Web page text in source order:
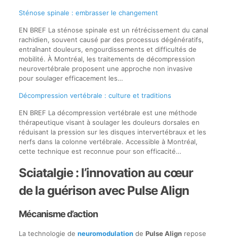
Sténose spinale : embrasser le changement
EN BREF La sténose spinale est un rétrécissement du canal
rachidien, souvent causé par des processus dégénératifs,
entraînant douleurs, engourdissements et difficultés de
mobilité. À Montréal, les traitements de décompression
neurovertébrale proposent une approche non invasive
pour soulager efficacement les…
Décompression vertébrale : culture et traditions
EN BREF La décompression vertébrale est une méthode
thérapeutique visant à soulager les douleurs dorsales en
réduisant la pression sur les disques intervertébraux et les
nerfs dans la colonne vertébrale. Accessible à Montréal,
cette technique est reconnue pour son efficacité…
Sciatalgie : l’innovation au cœur
de la guérison avec Pulse Align
Mécanisme d’action
La technologie de neuromodulationde Pulse Alignrepose